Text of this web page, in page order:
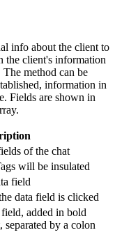
info about the client to
the client's information
method can be
information in
Fields are shown in
of the chat
will be insulated
field
data field is clicked
added in bold
by a colon